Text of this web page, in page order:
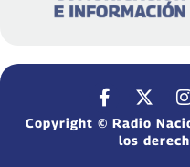
Copyright © Radio
los